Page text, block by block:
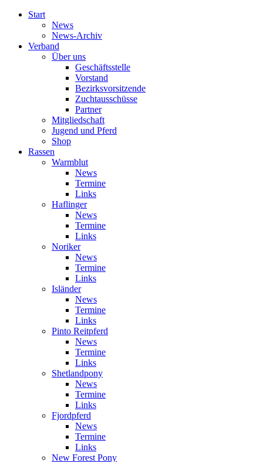
Start
News
News-Archiv
Verband
Über uns
Geschäftsstelle
Vorstand
Bezirksvorsitzende
Zuchtausschüsse
Partner
Mitgliedschaft
Jugend und Pferd
Shop
Rassen
Warmblut
News
Termine
Links
Haflinger
News
Termine
Links
Noriker
News
Termine
Links
Isländer
News
Termine
Links
Pinto Reitpferd
News
Termine
Links
Shetlandpony
News
Termine
Links
Fjordpferd
News
Termine
Links
New Forest Pony